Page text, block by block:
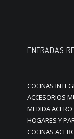
ENTRADAS
COCINAS
ACCESORIOS
MEDIDA
HOGARES Y
COCINAS